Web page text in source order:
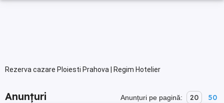
Rezerva cazare Ploiesti Prahova | Regim Hotelier
Anunțuri Anunțuri pe pagină: 20 50